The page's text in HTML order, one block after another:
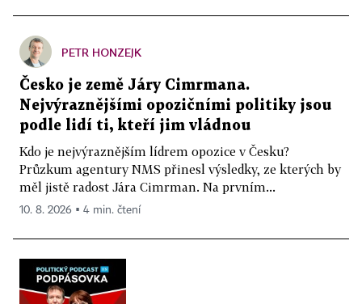
PETR HONZEJK
Česko je země Járy Cimrmana.
Nejvýraznějšími opozičními politiky jsou
podle lidí ti, kteří jim vládnou
Kdo je nejvýraznějším lídrem opozice v Česku?
Průzkum agentury NMS přinesl výsledky, ze kterých by
měl jistě radost Jára Cimrman. Na prvním...
10. 8. 2026 ▪ 4 min. čtení